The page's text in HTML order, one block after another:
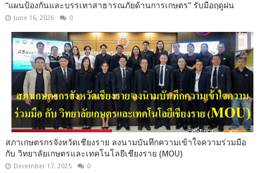
“แผนป้องกันและบรรเทาสาธารณภัยด้านการเกษตร” รับมือฤดูฝน
June 16, 2026 0
สภาเกษตรกรจังหวัดเชียงราย ลงนามบันทึกความเข้าใจความร่วมมือ
กับ วิทยาลัยเกษตรและเทคโนโลยีเชียงราย (MOU)
December 17, 2025 0